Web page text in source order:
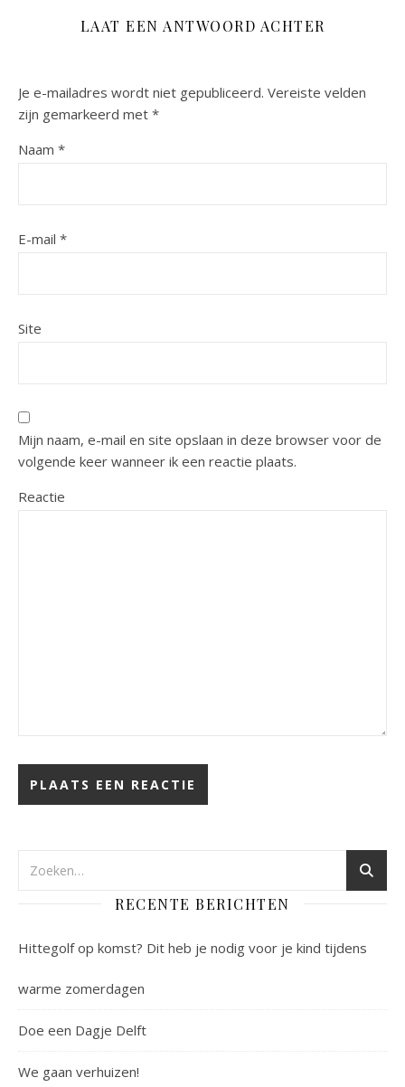
LAAT EEN ANTWOORD ACHTER
Je e-mailadres wordt niet gepubliceerd. Vereiste velden
zijn gemarkeerd met *
Naam *
E-mail *
Site
Mijn naam, e-mail en site opslaan in deze browser voor de
volgende keer wanneer ik een reactie plaats.
Reactie
RECENTE BERICHTEN
Hittegolf op komst? Dit heb je nodig voor je kind tijdens
warme zomerdagen
Doe een Dagje Delft
We gaan verhuizen!